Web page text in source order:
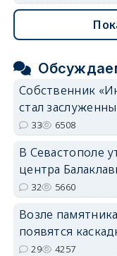
Собственник
стал
33 6508
В Севастополе
центра
32 5660
Возле
появятся
29 4257